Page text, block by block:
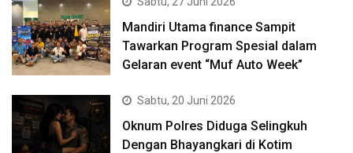
Mandiri Utama finance Sampit
Tawarkan Program Spesial dalam
Gelaran event “Muf Auto Week”
Sabtu, 20 Juni 2026
Oknum Polres Diduga Selingkuh
Dengan Bhayangkari di Kotim